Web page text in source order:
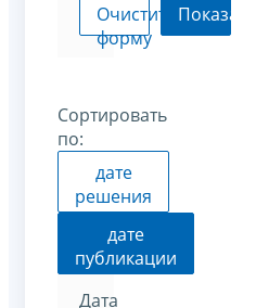
Очистить
форму
Показать
Сортировать
по:
дате
решения
дате
публикации
Дата